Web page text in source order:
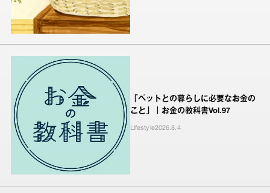
「ペットとの暮らしに必要なお金の
こと」｜お金の教科書Vol.97
Lifestyle2026.8.4